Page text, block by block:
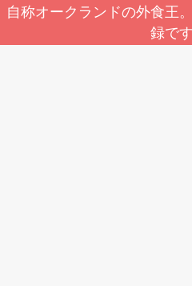
自称オークランドの外食王
録です